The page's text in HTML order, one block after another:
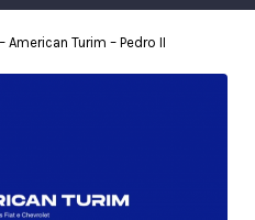
American Turim – Pedro II